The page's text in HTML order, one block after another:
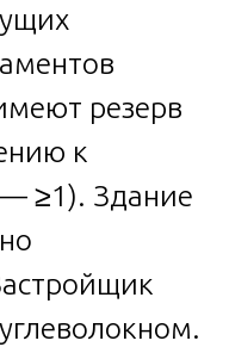
резерв
к
≥1). Здание